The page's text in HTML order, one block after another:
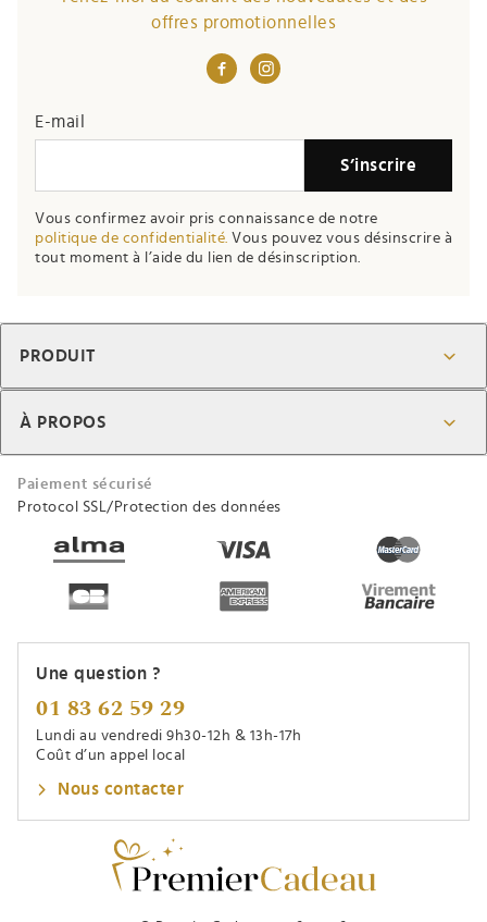
offres promotionnelles
E-mail
S’inscrire
Vous confirmez avoir pris connaissance de notre
politique de confidentialité. Vous pouvez vous désinscrire à
tout moment à l’aide du lien de désinscription.
PRODUIT
À PROPOS
Paiement sécurisé
Protocol SSL/Protection des données
Une question ?
01 83 62 59 29
Lundi au vendredi 9h30-12h & 13h-17h
Coût d’un appel local
Nous contacter